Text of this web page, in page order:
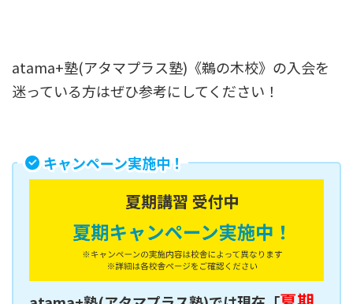
atama+塾(アタマプラス塾)《鵜の木校》の入会を
迷っている方はぜひ参考にしてください！
キャンペーン実施中！